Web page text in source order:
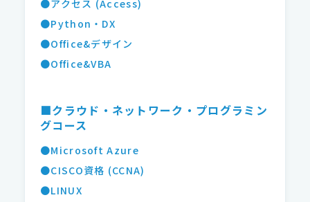
●アクセス (Access)
●Python・DX
●Office&デザイン
●Office&VBA
■クラウド・ネットワーク・プログラミン
グコース
●Microsoft Azure
●CISCO資格 (CCNA)
●LINUX